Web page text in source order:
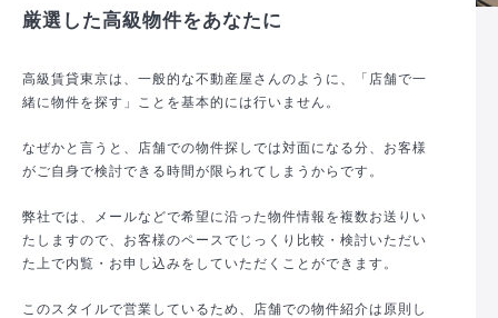
厳選した高級物件をあなたに
高級賃貸東京は、一般的な不動産屋さんのように、「店舗で一
緒に物件を探す」ことを基本的には行いません。
なぜかと言うと、店舗での物件探しでは対面になる分、お客様
がご自身で検討できる時間が限られてしまうからです。
弊社では、メールなどで希望に沿った物件情報を複数お送りい
たしますので、お客様のペースでじっくり比較・検討いただい
た上で内覧・お申し込みをしていただくことができます。
このスタイルで営業しているため、店舗での物件紹介は原則し